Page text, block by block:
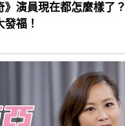
》演員現在都怎麼樣了
福！